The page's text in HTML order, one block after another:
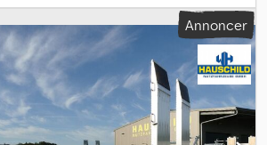
styrede • Syn gyldig til maj 2027 •
hydrauliske Alle oplysninger uden garanti
Dkjdezr A Dgepfx Aifer
Annoncer